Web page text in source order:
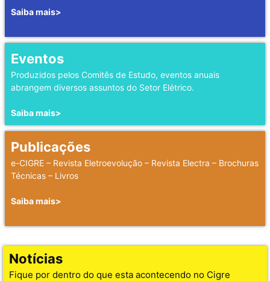
Saiba mais>
Eventos
Produzidos pelos Comitês de Estudo, eventos anuais
abrangem diversos assuntos do Setor Elétrico.
Saiba mais>
Publicações
e-CIGRE – Revista Eletroevolução – Revista Electra – Brochuras
Técnicas – Livros
Saiba mais>
Notícias
Fique por dentro do que esta acontecendo no Cigre